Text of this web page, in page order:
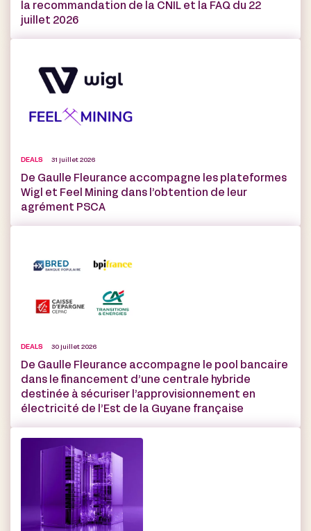
la recommandation de la CNIL et la FAQ du 22
juillet 2026
DEALS 31 juillet 2026
De Gaulle Fleurance accompagne les plateformes
Wigl et Feel Mining dans l’obtention de leur
agrément PSCA
DEALS 30 juillet 2026
De Gaulle Fleurance accompagne le pool bancaire
dans le financement d’une centrale hybride
destinée à sécuriser l’approvisionnement en
électricité de l’Est de la Guyane française